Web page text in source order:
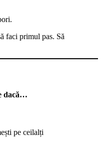
faci primul pas. Să
dacă…
pe ceilalți